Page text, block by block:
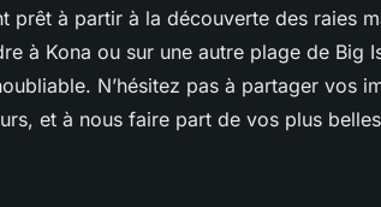
prêt à partir à la découverte des raies
à Kona ou sur une autre plage de Big
N’hésitez pas à partager vos
et à nous faire part de vos plus